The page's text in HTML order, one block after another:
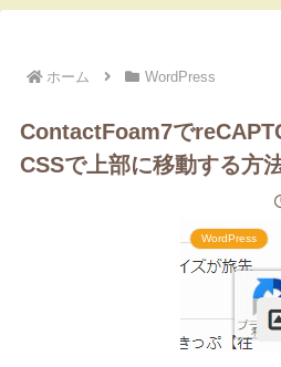
ホーム WordPress
ContactFoam7で
CSSで上部に移動する方
WordPress